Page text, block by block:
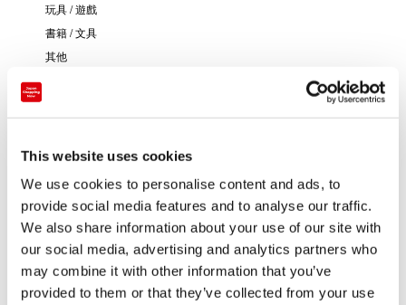
This website uses cookies
We use cookies to personalise content and ads, to
provide social media features and to analyse our traffic.
We also share information about your use of our site with
our social media, advertising and analytics partners who
may combine it with other information that you’ve
provided to them or that they’ve collected from your use
玩具 / 遊戲
書籍 / 文具
其他